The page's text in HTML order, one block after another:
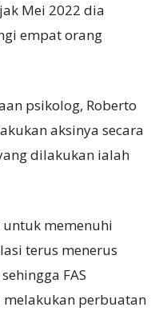
Mei 2022 dia
empat orang
psikolog, Roberto
aksinya secara
dilakukan ialah
memenuhi
terus menerus
FAS
perbuatan